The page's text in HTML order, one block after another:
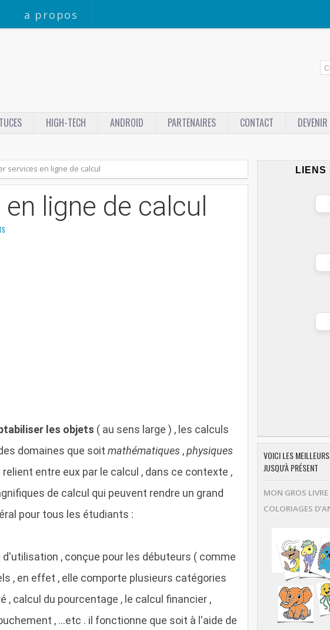
a propos
HIGH-TECH ANDROID PARTENAIRES CONTACT
services en ligne de calcul
ligne de calcul
les objets ( au sens large ) , les calculs
domaines que soit mathématiques ,physiques
entre eux par le calcul , dans ce contexte ,
de calcul qui peuvent rendre un grand
pour tous les étudiants :
, conçue pour les débuteurs ( comme
, en effet , elle comporte plusieurs catégories
, calcul du pourcentage , le calcul financier ,
, ...etc . il fonctionne que soit à l'aide de
LIENS
VOICI LES
JUSQU'À PRÉSENT
MON GROS
COLORIAGES